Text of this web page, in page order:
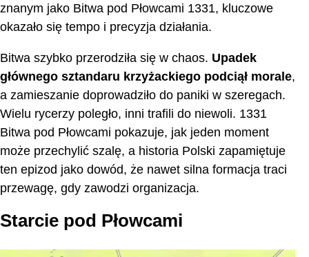
znanym jako Bitwa pod Płowcami 1331, kluczowe
okazało się tempo i precyzja działania.
Bitwa szybko przerodziła się w chaos. Upadek
głównego sztandaru krzyżackiego podciął morale,
a zamieszanie doprowadziło do paniki w szeregach.
Wielu rycerzy poległo, inni trafili do niewoli. 1331
Bitwa pod Płowcami pokazuje, jak jeden moment
może przechylić szalę, a historia Polski zapamiętuje
ten epizod jako dowód, że nawet silna formacja traci
przewagę, gdy zawodzi organizacja.
Starcie pod Płowcami